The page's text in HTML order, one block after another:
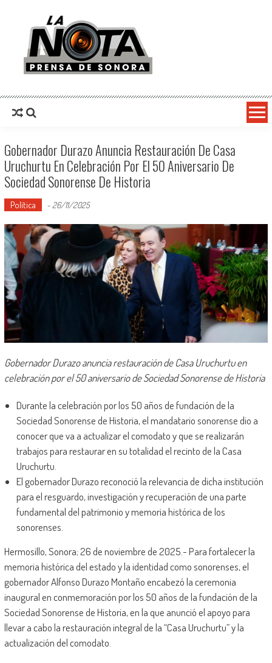
La Nota Prensa De Sonora
Gobernador Durazo Anuncia Restauración De Casa
Uruchurtu En Celebración Por El 50 Aniversario De
Sociedad Sonorense De Historia
Política - 26/11/2025
Gobernador Durazo anuncia restauración de Casa Uruchurtu en
celebración por el 50 aniversario de Sociedad Sonorense de Historia
Durante la celebración por los 50 años de fundación de la
Sociedad Sonorense de Historia, el mandatario sonorense dio a
conocer que va a actualizar el comodato y que se realizarán
trabajos para restaurar en su totalidad el recinto de la Casa
Uruchurtu.
El gobernador Durazo reconoció la relevancia de dicha institución
para el resguardo, investigación y recuperación de una parte
fundamental del patrimonio y memoria histórica de los
sonorenses.
Hermosillo, Sonora; 26 de noviembre de 2025.- Para fortalecer la
memoria histórica del estado y la identidad como sonorenses, el
gobernador Alfonso Durazo Montaño encabezó la ceremonia
inaugural en conmemoración por los 50 años de la fundación de la
Sociedad Sonorense de Historia, en la que anunció el apoyo para
llevar a cabo la restauración integral de la “Casa Uruchurtu” y la
actualización del comodato.